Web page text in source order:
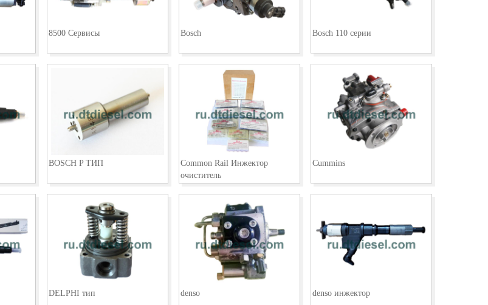
8500 Сервисы Bosch Bosch 110 серии
BOSCH P ТИП
Common Rail Инжектор
очиститель
Cummins
DELPHI тип denso denso инжектор